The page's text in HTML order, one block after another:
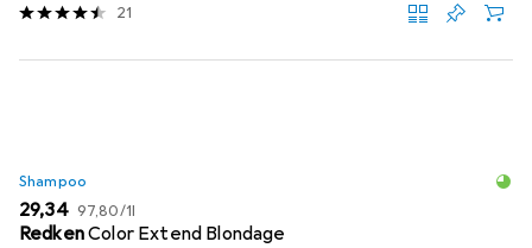
21
Shampoo
EUR
29,34 EUR
97,80/1l
RedkenColor Extend Blondage